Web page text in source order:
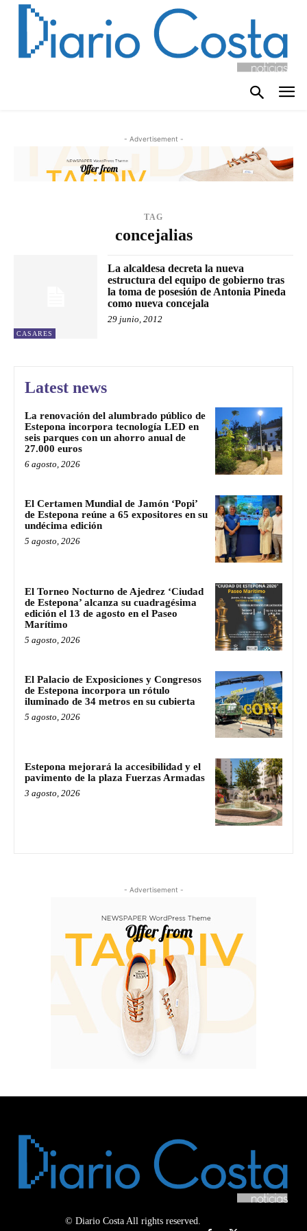
- Advertisement -
TAG
concejalias
CASARES
La alcaldesa decreta la nueva
estructura del equipo de gobierno tras
la toma de posesión de Antonia Pineda
como nueva concejala
29 junio, 2012
Latest news
La renovación del alumbrado público de
Estepona incorpora tecnología LED en
seis parques con un ahorro anual de
27.000 euros
6 agosto, 2026
El Certamen Mundial de Jamón ‘Popi’
de Estepona reúne a 65 expositores en su
undécima edición
5 agosto, 2026
El Torneo Nocturno de Ajedrez ‘Ciudad
de Estepona’ alcanza su cuadragésima
edición el 13 de agosto en el Paseo
Marítimo
5 agosto, 2026
El Palacio de Exposiciones y Congresos
de Estepona incorpora un rótulo
iluminado de 34 metros en su cubierta
5 agosto, 2026
Estepona mejorará la accesibilidad y el
pavimento de la plaza Fuerzas Armadas
3 agosto, 2026
- Advertisement -
© Diario Costa All rights reserved.